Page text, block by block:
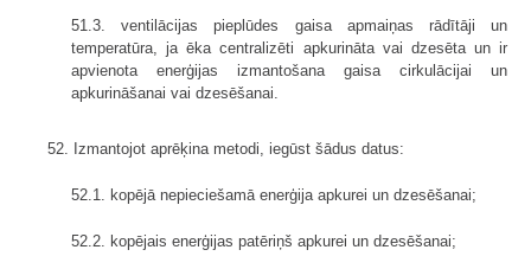
51.3. ventilācijas pieplūdes gaisa apmaiņas rādītāji un
temperatūra, ja ēka centralizēti apkurināta vai dzesēta un ir
apvienota enerģijas izmantošana gaisa cirkulācijai un
apkurināšanai vai dzesēšanai.
52. Izmantojot aprēķina metodi, iegūst šādus datus:
52.1. kopējā nepieciešamā enerģija apkurei un dzesēšanai;
52.2. kopējais enerģijas patēriņš apkurei un dzesēšanai;